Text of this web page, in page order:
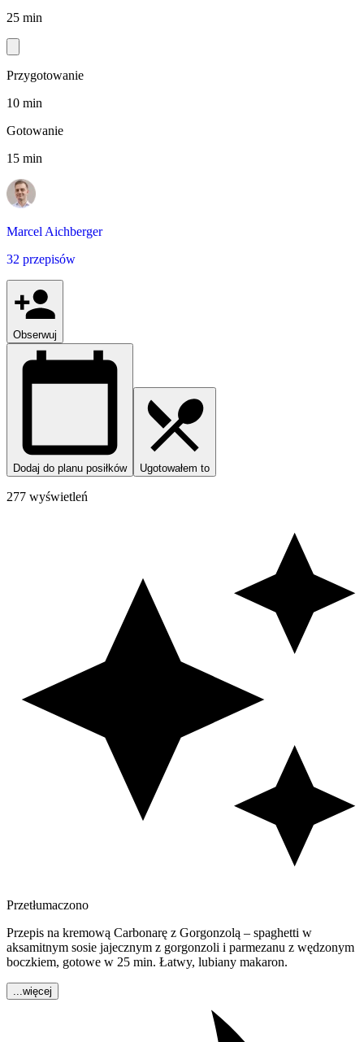
25 min
Przygotowanie
10 min
Gotowanie
15 min
Marcel Aichberger
32 przepisów
Obserwuj
Dodaj do planu posiłków Ugotowałem to
277 wyświetleń
Przetłumaczono
Przepis na kremową Carbonarę z Gorgonzolą – spaghetti w
aksamitnym sosie jajecznym z gorgonzoli i parmezanu z wędzonym
boczkiem, gotowe w 25 min. Łatwy, lubiany makaron.
...więcej